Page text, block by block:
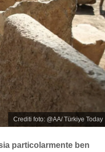
Crediti foto: @AA/ Türkiye Today
particolarmente ben